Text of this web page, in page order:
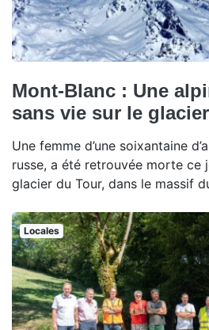
Mont-Blanc : Une
sans vie sur le
Une femme d’une soixantaine
russe, a été retrouvée morte ce
glacier du Tour, dans le massif
Locales